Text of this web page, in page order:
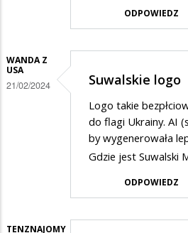
ODPOWIEDZ
WANDA Z
USA
21/02/2024 Suwalskie logo
Logo takie
do flagi Ukrainy. AI
by wygenerowała
Gdzie jest Suwalski
ODPOWIEDZ
TENZNAJOMY